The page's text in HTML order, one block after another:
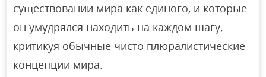
существовании мира как единого, и которые
он умудрялся находить на каждом шагу,
критикуя обычные чисто плюралистические
концепции мира.